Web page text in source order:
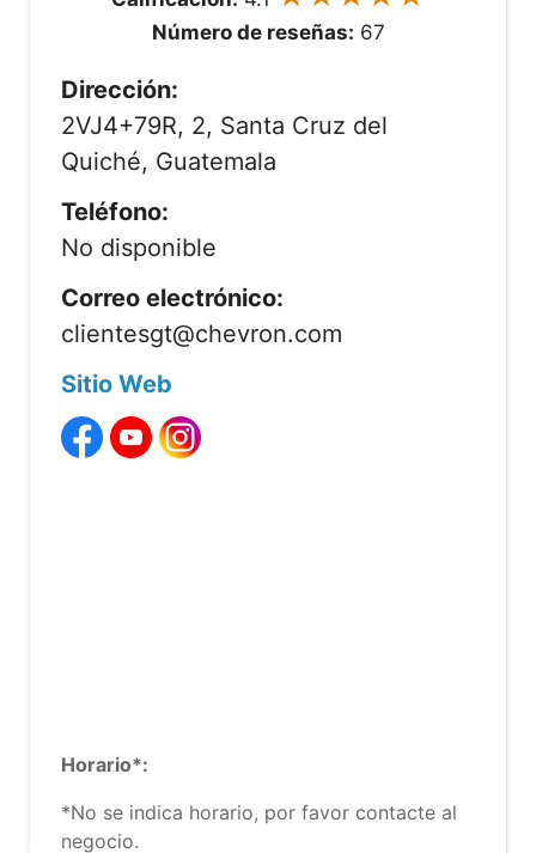
Número de reseñas: 67
Dirección:
2VJ4+79R, 2, Santa Cruz del
Quiché, Guatemala
Teléfono:
No disponible
Correo electrónico:
clientesgt@chevron.com
Sitio Web
Horario*:
*No se indica horario, por favor contacte al
negocio.